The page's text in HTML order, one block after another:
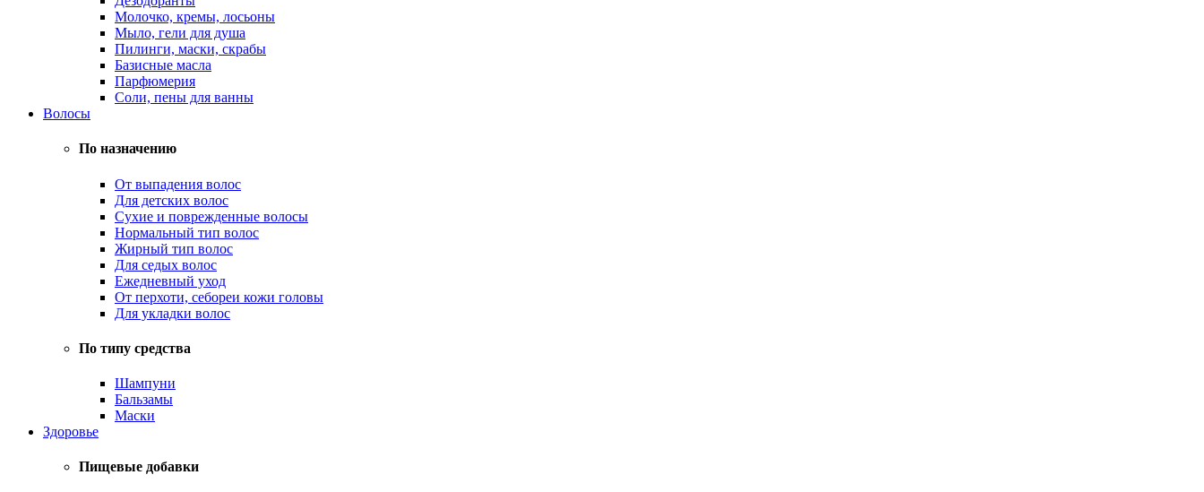
Молочко, кремы, лосьоны
Мыло, гели для душа
Пилинги, маски, скрабы
Базисные масла
Парфюмерия
Соли, пены для ванны
Волосы
По назначению
От выпадения волос
Для детских волос
Сухие и поврежденные волосы
Нормальный тип волос
Жирный тип волос
Для седых волос
Ежедневный уход
От перхоти, себореи кожи головы
Для укладки волос
По типу средства
Шампуни
Бальзамы
Маски
Здоровье
Пищевые добавки